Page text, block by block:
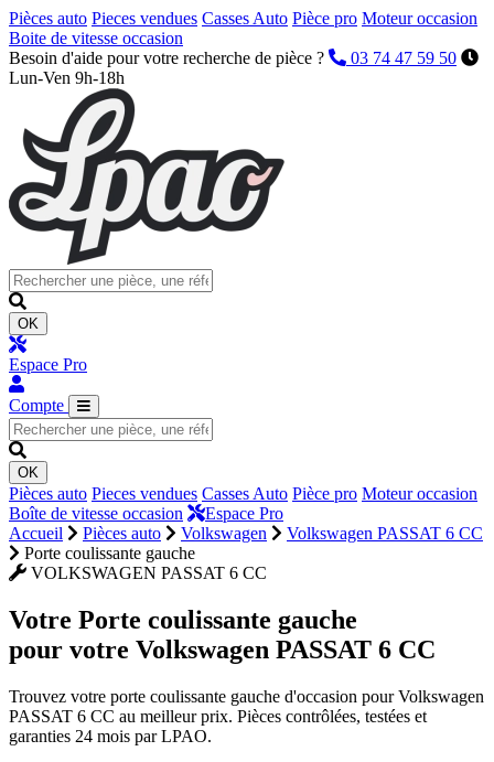
Pièces auto Pieces vendues Casses Auto Pièce pro Moteur occasion
Boite de vitesse occasion
Besoin d'aide pour votre recherche de pièce ?
03 74 47 59 50
Lun-Ven 9h-18h
OK
Espace Pro
Compte
OK
Pièces auto Pieces vendues Casses Auto Pièce pro Moteur occasion
Boîte de vitesse occasion
Espace Pro
Accueil
Pièces auto Volkswagen
Volkswagen PASSAT 6 CC
Porte coulissante gauche
VOLKSWAGEN PASSAT 6 CC
Votre Porte coulissante gauche
pour votre Volkswagen PASSAT 6 CC
Trouvez votre porte coulissante gauche d'occasion pour Volkswagen
PASSAT 6 CC au meilleur prix. Pièces contrôlées, testées et
garanties 24 mois par LPAO.